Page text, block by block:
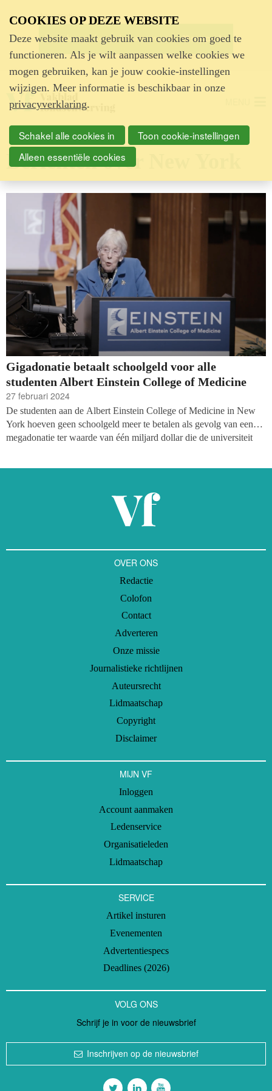
Advertentie
Berichten over New York
Gigadonatie betaalt schoolgeld voor alle
studenten Albert Einstein College of Medicine
27 februari 2024
De studenten aan de Albert Einstein College of Medicine in New
York hoeven geen schoolgeld meer te betalen als gevolg van een
megadonatie ter waarde van één miljard dollar die de universiteit
OVER ONS
Redactie
Colofon
Contact
Adverteren
Onze missie
Journalistieke richtlijnen
Auteursrecht
Lidmaatschap
Copyright
Disclaimer
MIJN VF
Inloggen
Account aanmaken
Ledenservice
Organisatieleden
Lidmaatschap
SERVICE
Artikel insturen
Evenementen
Advertentiespecs
Deadlines (2026)
VOLG ONS
Schrijf je in voor de nieuwsbrief
Inschrijven op de nieuwsbrief
COOKIES OP DEZE WEBSITE
Deze website maakt gebruik van cookies om goed te
functioneren. Als je wilt aanpassen welke cookies we
mogen gebruiken, kan je jouw cookie-instellingen
wijzigen. Meer informatie is beschikbaar in onze
privacyverklaring.
Schakel alle cookies in
Toon cookie-instellingen
Alleen essentiële cookies